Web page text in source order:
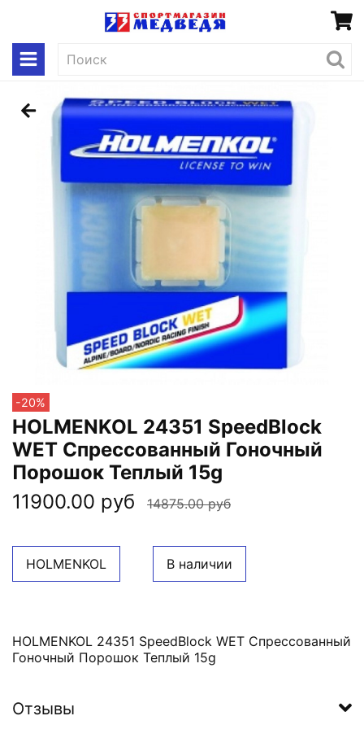
-20%
HOLMENKOL 24351 SpeedBlock
WET Спрессованный Гоночный
Порошок Теплый 15g
11900.00 руб
14875.00 руб
HOLMENKOL В наличии
HOLMENKOL 24351 SpeedBlock WET Спрессованный
Гоночный Порошок Теплый 15g
Отзывы